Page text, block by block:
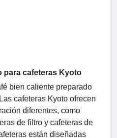
para cafeteras Kyoto
bien caliente preparado
cafeteras Kyoto ofrecen
diferentes, como
de filtro y cafeteras de
están diseñadas